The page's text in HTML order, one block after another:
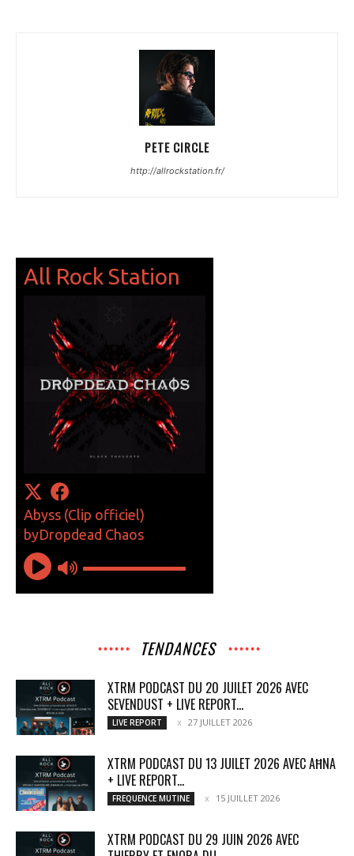
PETE CIRCLE
http://allrockstation.fr/
TENDANCES
XTRM PODCAST DU 20 JUILET 2026 AVEC
SEVENDUST + LIVE REPORT...
LIVE REPORT 27 JUILLET 2026
XTRM PODCAST DU 13 JUILET 2026 AVEC AĦNA
+ LIVE REPORT...
FREQUENCE MUTINE 15 JUILLET 2026
XTRM PODCAST DU 29 JUIN 2026 AVEC